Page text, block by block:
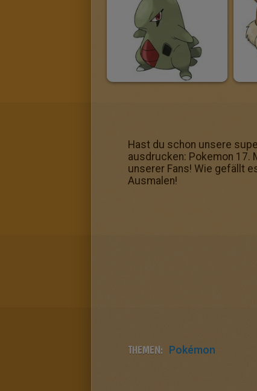
Hast du schon unsere
ausdrucken: Pokemon 17.
unserer Fans! Wie gefällt
Ausmalen!
THEMEN: Pokémon